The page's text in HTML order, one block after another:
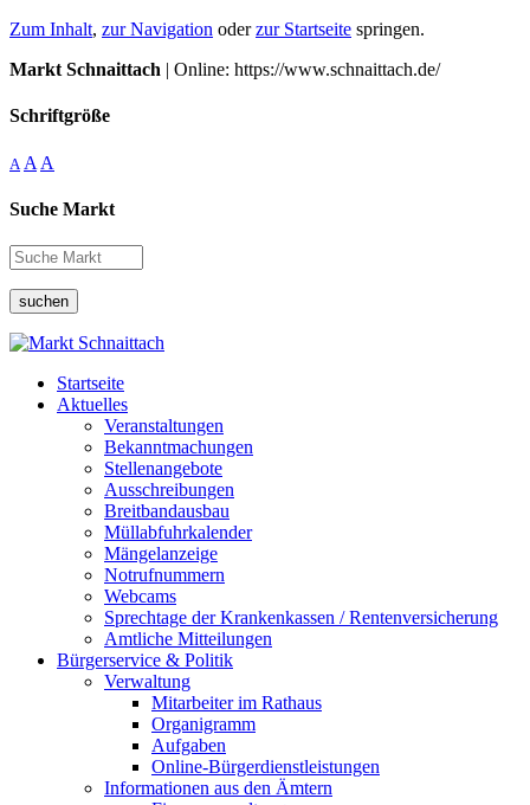
Zum Inhalt, zur Navigation oderzur Startseite springen.
Markt Schnaittach | Online: https://www.schnaittach.de/
Schriftgröße
A A A
Suche Markt
suchen
Startseite
Aktuelles
Veranstaltungen
Bekanntmachungen
Stellenangebote
Ausschreibungen
Breitbandausbau
Müllabfuhrkalender
Mängelanzeige
Notrufnummern
Webcams
Sprechtage der Krankenkassen / Rentenversicherung
Amtliche Mitteilungen
Bürgerservice & Politik
Verwaltung
Mitarbeiter im Rathaus
Organigramm
Aufgaben
Online-Bürgerdienstleistungen
Informationen aus den Ämtern